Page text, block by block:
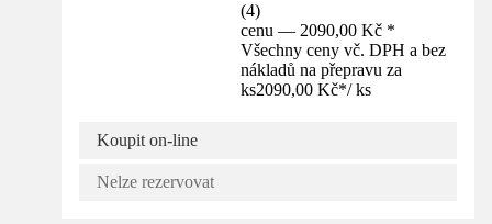
(4)
cenu — 2090,00 Kč *
Všechny ceny vč. DPH a bez
nákladů na přepravu za
ks2090,00 Kč*/ ks
Koupit on-line
Nelze rezervovat